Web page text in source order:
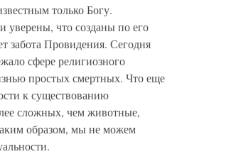
только Богу.
уверены, что созданы по его
забота Провидения. Сегодня
сфере религиозного
простых смертных. Что еще
к существованию
сложных, чем животные,
образом, мы не можем